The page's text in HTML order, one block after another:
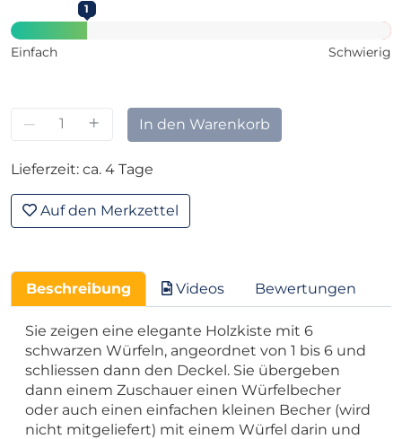
1
Einfach Schwierig
– + In den Warenkorb
Lieferzeit: ca. 4 Tage
Auf den Merkzettel
Beschreibung Videos Bewertungen
Sie zeigen eine elegante Holzkiste mit 6
schwarzen Würfeln, angeordnet von 1 bis 6 und
schliessen dann den Deckel. Sie übergeben
dann einem Zuschauer einen Würfelbecher
oder auch einen einfachen kleinen Becher (wird
nicht mitgeliefert) mit einem Würfel darin und